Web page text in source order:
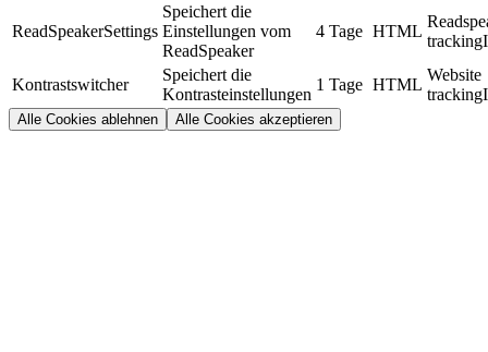
ReadSpeakerSettings
Speichert die
Einstellungen vom
ReadSpeaker
4 Tage HTML
Kontrastswitcher
Speichert die
Kontrasteinstellungen
1 Tage HTML
Website
Alle Cookies ablehnen Alle Cookies akzeptieren